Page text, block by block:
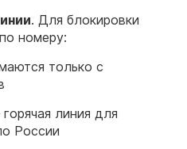
. Для блокировки
номеру:
только с
линия для
России